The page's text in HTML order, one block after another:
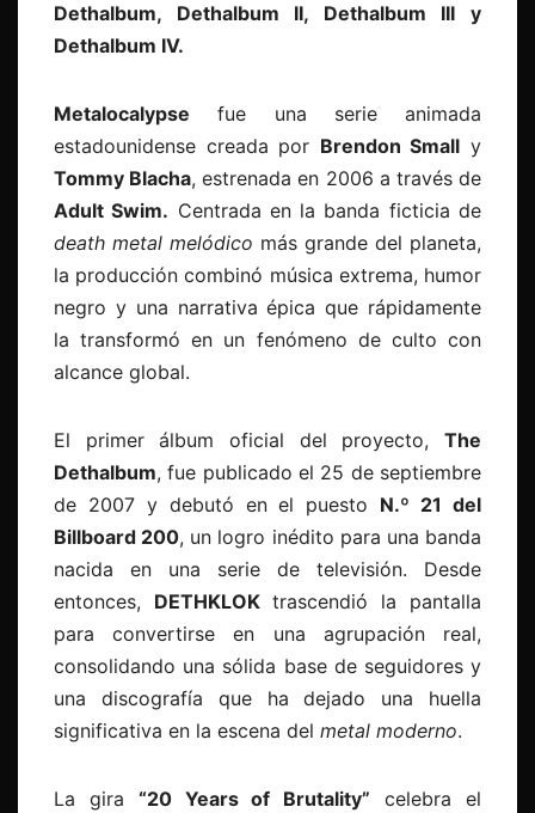
Dethalbum, Dethalbum II, Dethalbum III y
Dethalbum IV.
Metalocalypse fue una serie animada
estadounidense creada por Brendon Small y
Tommy Blacha, estrenada en 2006 a través de
Adult Swim. Centrada en la banda ficticia de
death metal melódico más grande del planeta,
la producción combinó música extrema, humor
negro y una narrativa épica que rápidamente
la transformó en un fenómeno de culto con
alcance global.
El primer álbum oficial del proyecto, The
Dethalbum, fue publicado el 25 de septiembre
de 2007 y debutó en el puesto N.º 21 del
Billboard 200, un logro inédito para una banda
nacida en una serie de televisión. Desde
entonces, DETHKLOK trascendió la pantalla
para convertirse en una agrupación real,
consolidando una sólida base de seguidores y
una discografía que ha dejado una huella
significativa en la escena del metal moderno.
La gira “20 Years of Brutality” celebra el